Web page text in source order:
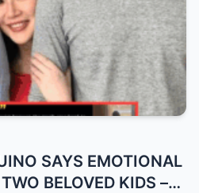
SAYS EMOTIONAL
BELOVED KIDS –